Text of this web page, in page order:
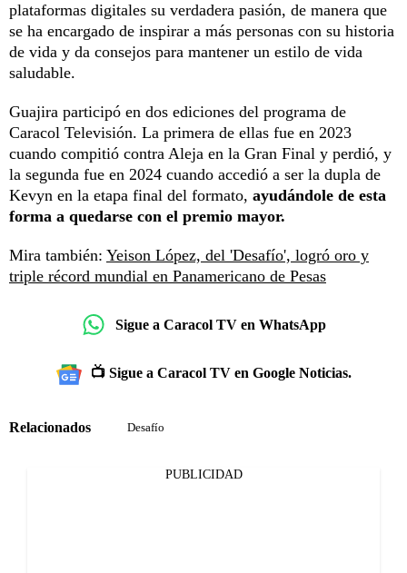
plataformas digitales su verdadera pasión, de manera que
se ha encargado de inspirar a más personas con su historia
de vida y da consejos para mantener un estilo de vida
saludable.
Guajira participó en dos ediciones del programa de
Caracol Televisión. La primera de ellas fue en 2023
cuando compitió contra Aleja en la Gran Final y perdió, y
la segunda fue en 2024 cuando accedió a ser la dupla de
Kevyn en la etapa final del formato, ayudándole de esta
forma a quedarse con el premio mayor.
Mira también: Yeison López, del 'Desafío', logró oro y
triple récord mundial en Panamericano de Pesas
Sigue a Caracol TV en WhatsApp
📺 Sigue a Caracol TV en Google Noticias.
Relacionados Desafío
PUBLICIDAD